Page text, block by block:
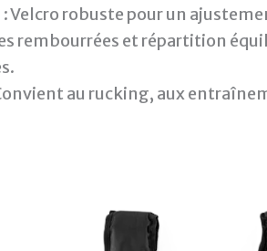
: Velcro robuste pour un
rembourrées et répartition
au rucking, aux